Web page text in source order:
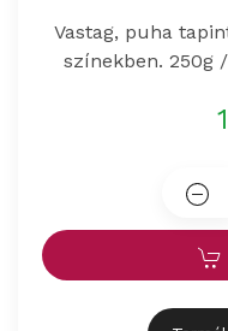
Vastag, puha
színekben. 250g